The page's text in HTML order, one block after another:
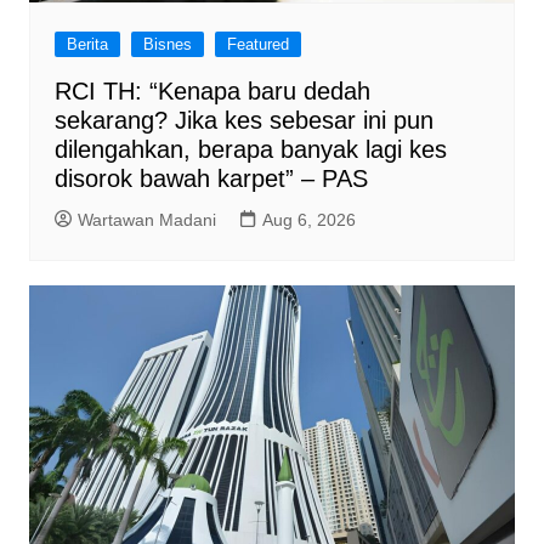
Berita Bisnes Featured
RCI TH: “Kenapa baru dedah
sekarang? Jika kes sebesar ini pun
dilengahkan, berapa banyak lagi kes
disorok bawah karpet” – PAS
Wartawan Madani Aug 6, 2026